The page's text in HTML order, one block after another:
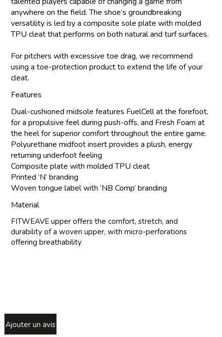
anywhere on the field. The shoe’s groundbreaking
versatility is led by a composite sole plate with molded
TPU cleat that performs on both natural and turf surfaces.
For pitchers with excessive toe drag, we recommend
using a toe-protection product to extend the life of your
cleat.
Features
Dual-cushioned midsole features FuelCell at the forefoot,
for a propulsive feel during push-offs, and Fresh Foam at
the heel for superior comfort throughout the entire game.
Polyurethane midfoot insert provides a plush, energy
returning underfoot feeling
Composite plate with molded TPU cleat
Printed ‘N’ branding
Woven tongue label with ‘NB Comp’ branding
Material
FITWEAVE upper offers the comfort, stretch, and
durability of a woven upper, with micro-perforations
offering breathability
Ajouter un avis